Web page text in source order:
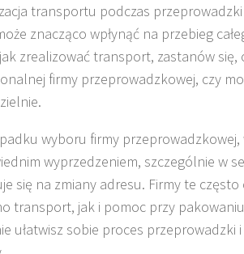
transportu podczas
znacząco wpłynąć na przebieg
zrealizować transport, zastanów się,
firmy przeprowadzkowej, czy
wyboru firmy przeprowadzkowej,
wyprzedzeniem, szczególnie w
się na zmiany adresu. Firmy te
transport, jak i pomoc przy
ułatwisz sobie proces przeprowadzki